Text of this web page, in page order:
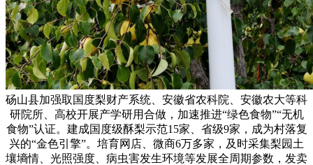
砀山县加强取国度梨财产系统、安徽省农科院、安徽农大等科
研院所、高校开展产学研用合做，加速推进“绿色食物”“无机
食物”认证。建成国度级酥梨示范15家、省级9家，成为村落复
兴的“金色引擎”。培育网店、微商6万多家，及时采集梨园土
壤墒情、光照强度、病虫害发生环境等发展全周期参数，发卖